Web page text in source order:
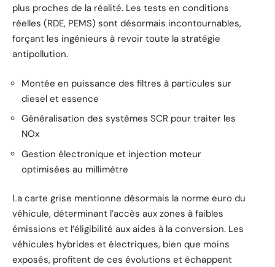
plus proches de la réalité. Les tests en conditions
réelles (RDE, PEMS) sont désormais incontournables,
forçant les ingénieurs à revoir toute la stratégie
antipollution.
Montée en puissance des filtres à particules sur
diesel et essence
Généralisation des systèmes SCR pour traiter les
NOx
Gestion électronique et injection moteur
optimisées au millimètre
La carte grise mentionne désormais la norme euro du
véhicule, déterminant l’accès aux zones à faibles
émissions et l’éligibilité aux aides à la conversion. Les
véhicules hybrides et électriques, bien que moins
exposés, profitent de ces évolutions et échappent